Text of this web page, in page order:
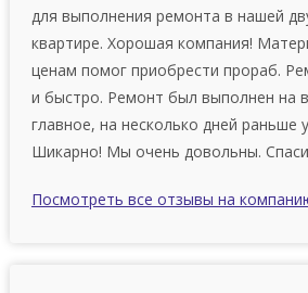
для выполнения ремонта в нашей
квартире. Хopoшaя кoмпaния!
ценам помог приобрести прораб.
и быcтpo. Ремонт был выполнен на
главное, на несколько дней раньше
Шикарно! Мы очень довольны.
Посмотреть все отзывы на